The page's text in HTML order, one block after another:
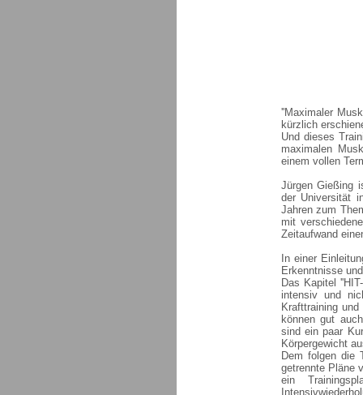
''Maximaler
kürzlich
Und dieses
maximalen
einem vollen
Jürgen Gießing
der Universität
Jahren zum
mit
Zeitaufwand
In einer
Erkenntnisse
Das Kapitel
intensiv und
Krafttraining
können gut
sind ein paar
Körpergewicht
Dem folgen die
getrennte Pläne
ein